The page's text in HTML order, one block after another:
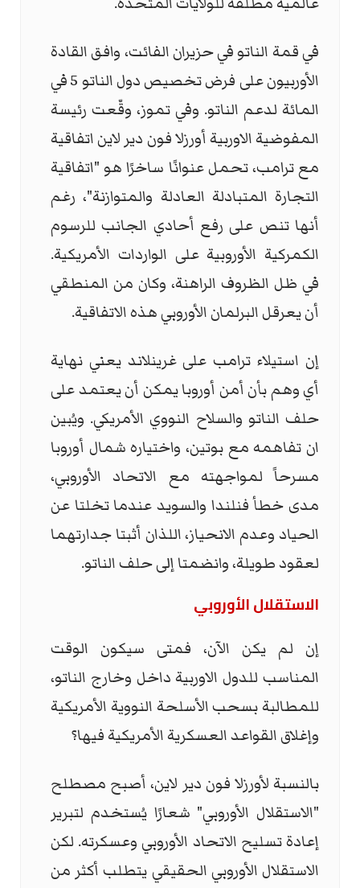
في قمة الناتو في حزيران الفائت، وافق القادة
الأوربيون على فرض تخصيص دول الناتو 5 في
المائة لدعم الناتو. وفي تموز، وقّعت رئيسة
المفوضية الاوربية أورزلا فون دير لاين اتفاقية
مع ترامب، تحمل عنوانًا ساخرًا هو "اتفاقية
التجارة المتبادلة العادلة والمتوازنة"، رغم
أنها تنص على رفع أحادي الجانب للرسوم
الكمركية الأوروبية على الواردات الأمريكية.
في ظل الظروف الراهنة، وكان من المنطقي
أن يعرقل البرلمان الأوروبي هذه الاتفاقية.
إن استيلاء ترامب على غرينلاند يعني نهاية
أي وهم بأن أمن أوروبا يمكن أن يعتمد على
حلف الناتو والسلاح النووي الأمريكي. ويُبين
ان تفاهمه مع بوتين، واختياره شمال أوروبا
مسرحاً لمواجهته مع الاتحاد الأوروبي،
مدى خطأ فنلندا والسويد عندما تخلتا عن
الحياد وعدم الانحياز، اللذان أثبتا جدارتهما
لعقود طويلة، وانضمتا إلى حلف الناتو.
الاستقلال الأوروبي
إن لم يكن الآن، فمتى سيكون الوقت
المناسب للدول الاوربية داخل وخارج الناتو،
للمطالبة بسحب الأسلحة النووية الأمريكية
وإغلاق القواعد العسكرية الأمريكية فيها؟
بالنسبة لأورزلا فون دير لاين، أصبح مصطلح
"الاستقلال الأوروبي" شعارًا يُستخدم لتبرير
إعادة تسليح الاتحاد الأوروبي وعسكرته. لكن
الاستقلال الأوروبي الحقيقي يتطلب أكثر من